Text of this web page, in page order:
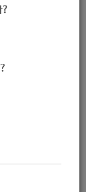
?
급) (2020-11-